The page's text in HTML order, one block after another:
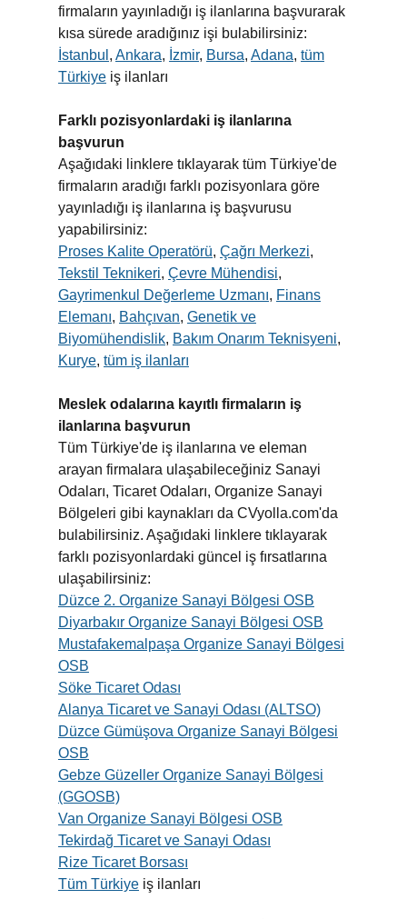
firmaların yayınladığı iş ilanlarına başvurarak
kısa sürede aradığınız işi bulabilirsiniz:
İstanbul , Ankara, İzmir, Bursa, Adana, tüm
Türkiye iş ilanları
Farklı pozisyonlardaki iş ilanlarına
başvurun
Aşağıdaki linklere tıklayarak tüm Türkiye'de
firmaların aradığı farklı pozisyonlara göre
yayınladığı iş ilanlarına iş başvurusu
yapabilirsiniz:
Proses Kalite Operatörü, Çağrı Merkezi,
Tekstil Teknikeri, Çevre Mühendisi,
Gayrimenkul Değerleme Uzmanı, Finans
Elemanı, Bahçıvan, Genetik ve
Biyomühendislik, Bakım Onarım Teknisyeni,
Kurye, tüm iş ilanları
Meslek odalarına kayıtlı firmaların iş
ilanlarına başvurun
Tüm Türkiye'de iş ilanlarına ve eleman
arayan firmalara ulaşabileceğiniz Sanayi
Odaları, Ticaret Odaları, Organize Sanayi
Bölgeleri gibi kaynakları da CVyolla.com'da
bulabilirsiniz. Aşağıdaki linklere tıklayarak
farklı pozisyonlardaki güncel iş fırsatlarına
ulaşabilirsiniz:
Düzce 2. Organize Sanayi Bölgesi OSB
Diyarbakır Organize Sanayi Bölgesi OSB
Mustafakemalpaşa Organize Sanayi Bölgesi
OSB
Söke Ticaret Odası
Alanya Ticaret ve Sanayi Odası (ALTSO)
Düzce Gümüşova Organize Sanayi Bölgesi
OSB
Gebze Güzeller Organize Sanayi Bölgesi
(GGOSB)
Van Organize Sanayi Bölgesi OSB
Tekirdağ Ticaret ve Sanayi Odası
Rize Ticaret Borsası
Tüm Türkiye iş ilanları